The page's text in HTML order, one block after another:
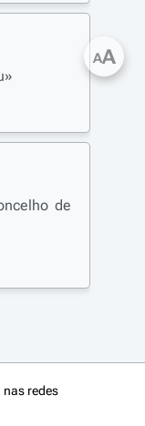
de
AA
nas redes